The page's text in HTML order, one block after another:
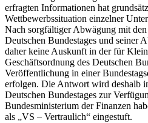
erfragten Informationen hat
Wettbewerbssituation einzelner
Nach sorgfältiger Abwägung mit
Deutschen Bundestages und seiner
daher keine Auskunft in der für
Geschäftsordnung des Deutschen
Veröffentlichung in einer
erfolgen. Die Antwort wird deshalb
Deutschen Bundestages zur
Bundesministerium der Finanzen
als „VS – Vertraulich“ eingestuft.